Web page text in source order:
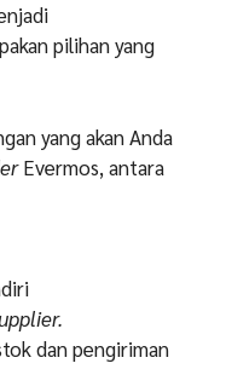
pilihan yang
yang akan Anda
Evermos, antara
dan pengiriman